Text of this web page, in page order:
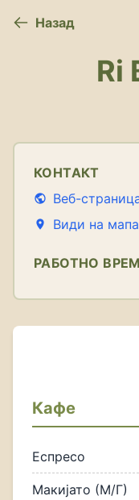
Назад
Ri
КОНТАКТ
Веб-
Види на мапа
РАБОТНО
Кафе
Еспресо
Макијато (М/Г)